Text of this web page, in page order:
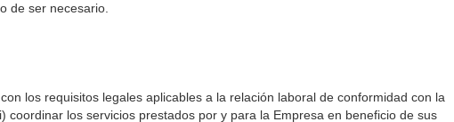
de ser necesario.
los requisitos legales aplicables a la relación laboral de conformidad con la
los servicios prestados por y para la Empresa en beneficio de sus